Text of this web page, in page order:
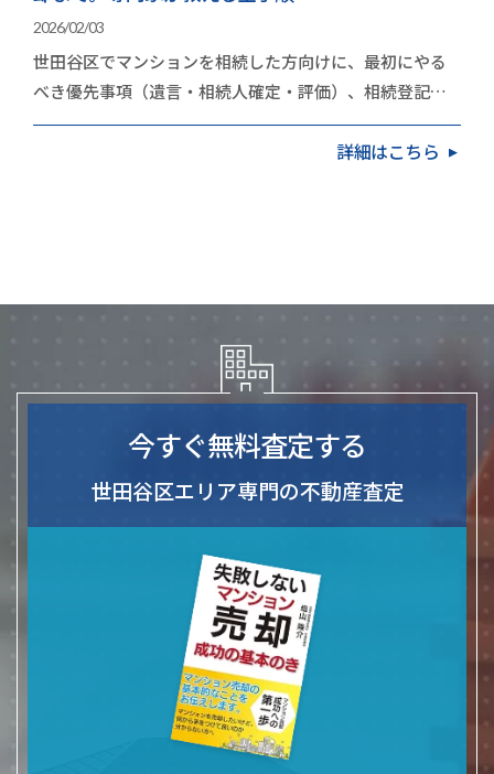
2026/02/03
世田谷区でマンションを相続した方向けに、最初にやる
べき優先事項（遺言・相続人確定・評価）、相続登記
（2024年4月の義務化）、売却か保有かの判断基準、
詳細はこちら
今すぐ無料査定する
世田谷区エリア専門の不動産査定